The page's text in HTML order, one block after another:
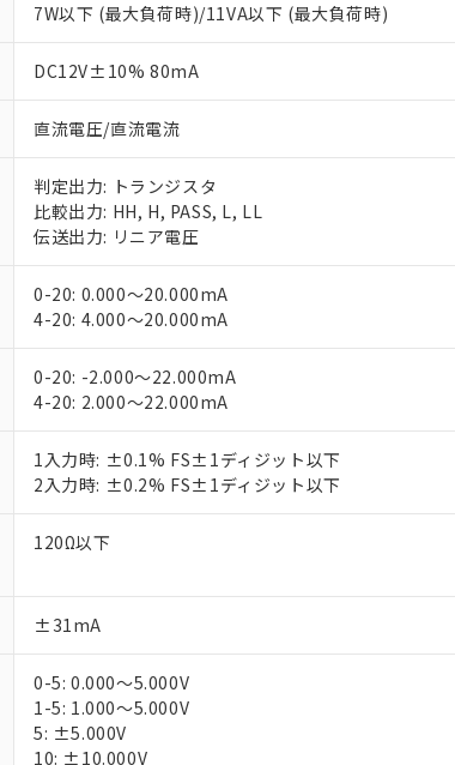
7W以下 (最大負荷時)/11VA以下 (最大負荷時)
DC12V±10% 80mA
直流電圧/直流電流
判定出力: トランジスタ
比較出力: HH, H, PASS, L, LL
伝送出力: リニア電圧
0-20: 0.000～20.000mA
4-20: 4.000～20.000mA
0-20: -2.000～22.000mA
4-20: 2.000～22.000mA
1入力時: ±0.1% FS±1ディジット以下
2入力時: ±0.2% FS±1ディジット以下
120Ω以下
±31mA
0-5: 0.000～5.000V
1-5: 1.000～5.000V
5: ±5.000V
10: ±10.000V